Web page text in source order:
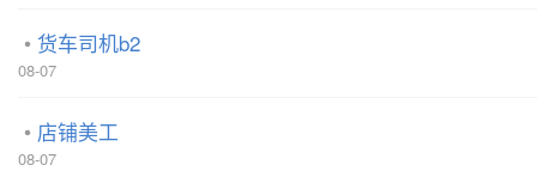
货车司机b2
08-07
店铺美工
08-07